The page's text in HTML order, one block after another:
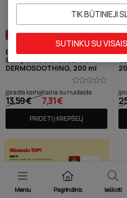
Meniu Pagrindinis Ieškoti
+ DOVANA
BioNike ypatingai švelnus
šampūnas DEFENCE HAIR
DERMOSOOTHING, 200 ml
Įprasta kaina
13,59 €
Kaina su nuolaida
7,31 €
PRIDĖTI Į KREPŠELĮ
+
TIK BŪTINIEJI
SUTINKU SU